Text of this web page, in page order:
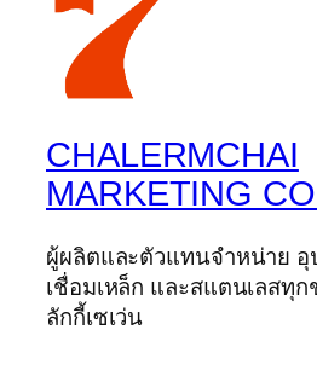
CHALERMCHAI
MARKETING
ผู้ผลิตและตัวแทนจำหน่าย
เชื่อมเหล็ก และสแตนเลสทุ
ลักกี้เซเว่น